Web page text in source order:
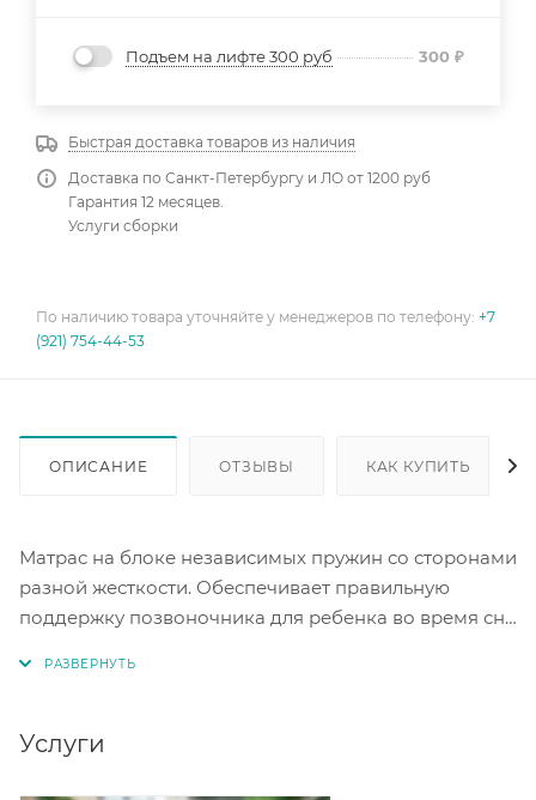
Подъем на лифте 300 руб 300 ₽
Быстрая доставка товаров из наличия
Доставка по Санкт-Петербургу и ЛО от 1200 руб
Гарантия 12 месяцев.
Услуги сборки
По наличию товара уточняйте у менеджеров по телефону: +7
(921) 754-44-53
ОПИСАНИЕ ОТЗЫВЫ КАК КУПИТЬ
Матрас на блоке независимых пружин со сторонами
разной жесткости. Обеспечивает правильную
поддержку позвоночника для ребенка во время сна
Услуги